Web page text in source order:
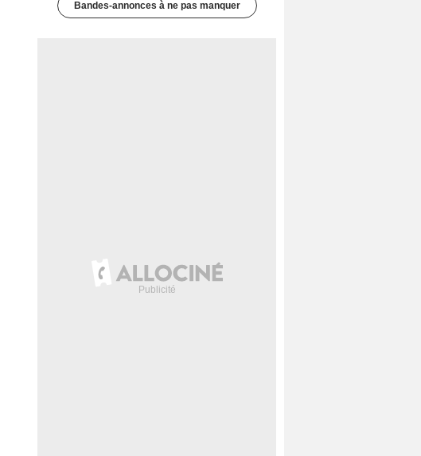
Bandes-annonces à ne pas manquer